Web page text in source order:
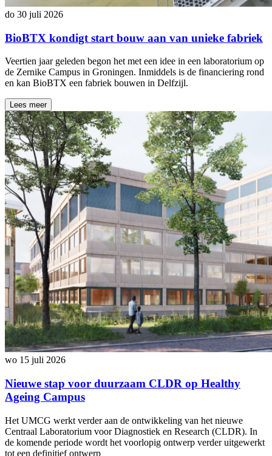
do 30 juli 2026
BioBTX kondigt start bouw aan van unieke fabriek
Veertien jaar geleden begon het met een idee in een laboratorium op
de Zernike Campus in Groningen. Inmiddels is de financiering rond
en kan BioBTX een fabriek bouwen in Delfzijl.
Lees meer
wo 15 juli 2026
Nieuwe stap voor duurzaam CLDR op Healthy
Ageing Campus
Het UMCG werkt verder aan de ontwikkeling van het nieuwe
Centraal Laboratorium voor Diagnostiek en Research (CLDR). In
de komende periode wordt het voorlopig ontwerp verder uitgewerkt
tot een definitief ontwerp